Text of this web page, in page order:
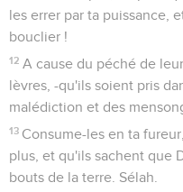
J'aimerais vivre
irrité ; ramène-nous.
as fait trembler la terre, tu
Tu as fait voir à ton
donné à boire un vin